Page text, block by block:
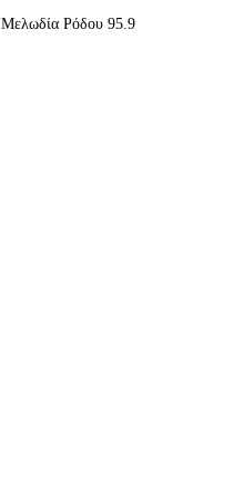
Μελωδία Ρόδου 95.9